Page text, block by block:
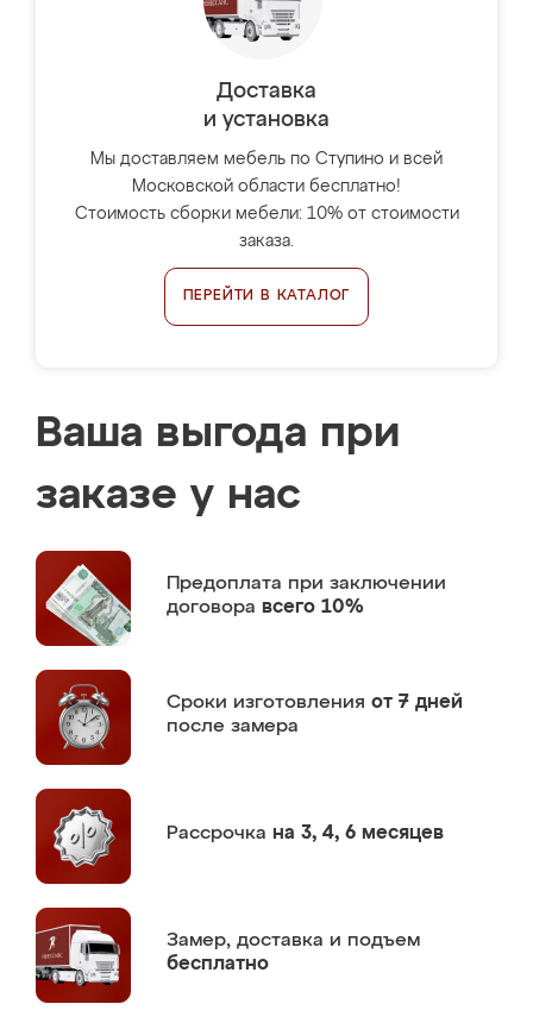
Доставка
и установка
Мы доставляем мебель по Ступино и всей
Московской области бесплатно!
Стоимость сборки мебели: 10% от стоимости
заказа.
ПЕРЕЙТИ В КАТАЛОГ
Ваша выгода при
заказе у нас
Предоплата при заключении
договора всего 10%
Сроки изготовления от 7 дней
после замера
Рассрочка на 3, 4, 6 месяцев
Замер, доставка и подъем
бесплатно